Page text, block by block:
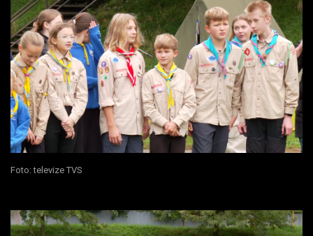
Foto: televize TVS